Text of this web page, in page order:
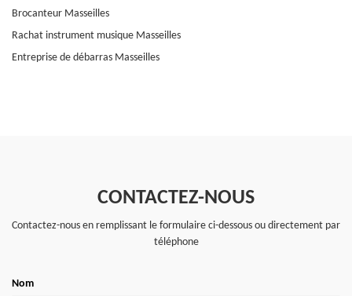
Brocanteur Masseilles
Rachat instrument musique Masseilles
Entreprise de débarras Masseilles
CONTACTEZ-NOUS
Contactez-nous en remplissant le formulaire ci-dessous ou directement par
téléphone
Nom